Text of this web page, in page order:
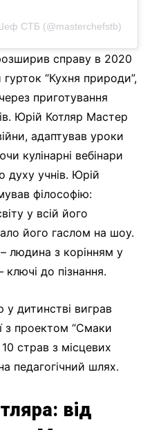
СТБ (@masterchefstb)
справу в 2020
“Кухня природи”,
приготування
Юрій Котляр Мастер
адаптував уроки
кулінарні вебінари
духу учнів. Юрій
філософію:
у всій його
його гаслом на шоу.
людина з корінням у
ключі до пізнання.
у дитинстві виграв
з проектом “Смаки
страв з місцевих
педагогічний шлях.
від